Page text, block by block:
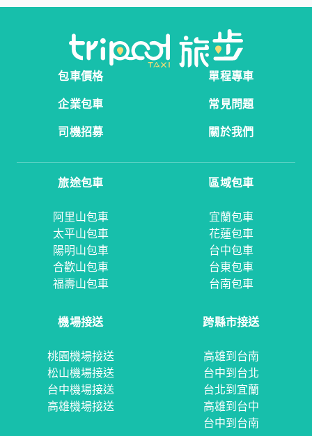
包車價格
單程專車
企業包車
常見問題
司機招募
關於我們
旅途包車
阿里山包車
太平山包車
陽明山包車
合歡山包車
福壽山包車
區域包車
宜蘭包車
花蓮包車
台中包車
台東包車
台南包車
機場接送
桃園機場接送
松山機場接送
台中機場接送
高雄機場接送
跨縣市接送
高雄到台南
台中到台北
台北到宜蘭
高雄到台中
台中到台南